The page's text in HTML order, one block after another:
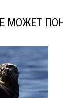
МОЖЕТ